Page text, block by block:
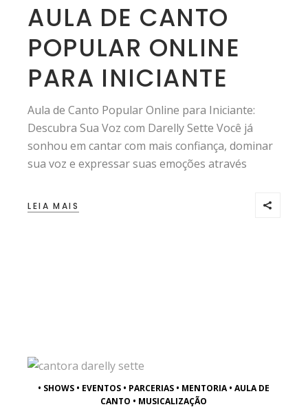
AULA DE CANTO
POPULAR ONLINE
PARA INICIANTE
Aula de Canto Popular Online para Iniciante:
Descubra Sua Voz com Darelly Sette Você já
sonhou em cantar com mais confiança, dominar
sua voz e expressar suas emoções através
LEIA MAIS
• SHOWS • EVENTOS • PARCERIAS • MENTORIA • AULA DE
CANTO • MUSICALIZAÇÃO